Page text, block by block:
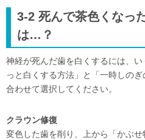
3-2 死んで茶色くなっ
は…？
神経が死んだ歯を白くするには、
っと白くする方法」と「一時しの
合わせて選択してください。
クラウン修復
変色した歯を削り、上から「かぶ